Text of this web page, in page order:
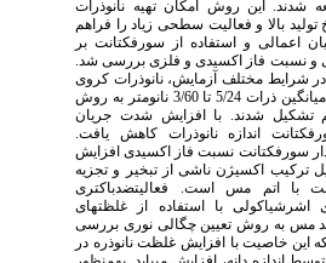
این روش امکان تهیه نانوذرات
بالا و فعالیت سطحی زیاد را فراهم
اعمالی و استفاده از سورفکتانت بر
و نسبت فاز اکسیدی و فلزی بررسی شد.
شرایط مختلف آزمایش، نانوذرات کروی
و شبه کروی با اندازه میانگین ذرات 5/24 تا 3/60 نانومتر به روش
تشکیل شدند. با افزایش شدت جریان
اندازه نانوذرات کاهش یافت.
سورفکتانت نسبت فاز اکسیدی افزایش
ترکیب اکسیژن ناشی از تبخیر و تجزیه
با اتم مس است. فعالیتضدباکتری
اشرشیاکولی با استفاده از غلظت­های
مس به روش تعیین چگالی نوری بررسی
این خاصیت با افزایش غلظت نانوذره در